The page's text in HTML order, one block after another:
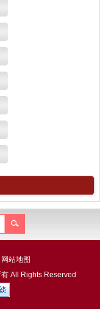
网站地图
All Rights Reserved